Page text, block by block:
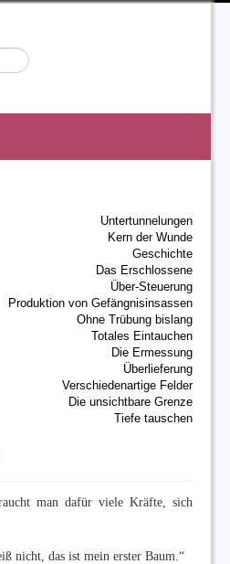
Untertunnelungen
Kern der Wunde
Geschichte
Das Erschlossene
Über-Steuerung
Produktion von Gefängnisinsassen
Ohne Trübung bislang
Totales Eintauchen
Die Ermessung
Überlieferung
Verschiedenartige Felder
Die unsichtbare Grenze
Tiefe tauschen
man dafür viele Kräfte, sich
nicht, das ist mein erster Baum.“